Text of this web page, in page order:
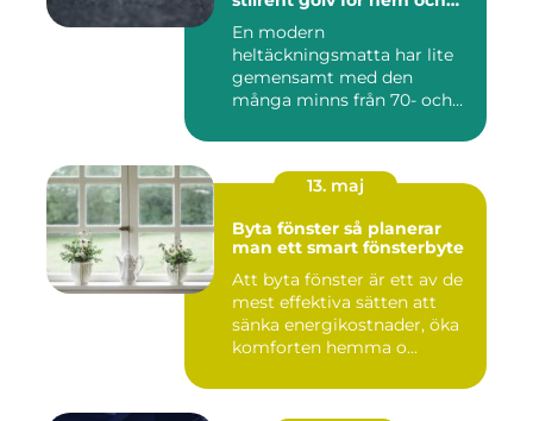
En modern
heltäckningsmatta har lite
gemensamt med den
många minns från 70- och
13. maj
Byta fönster så planerar
man ett smart fönsterbyte
Att byta fönster är ett av de
mest effektiva sätten att
sänka energikostnader, öka
komforten hemma o...